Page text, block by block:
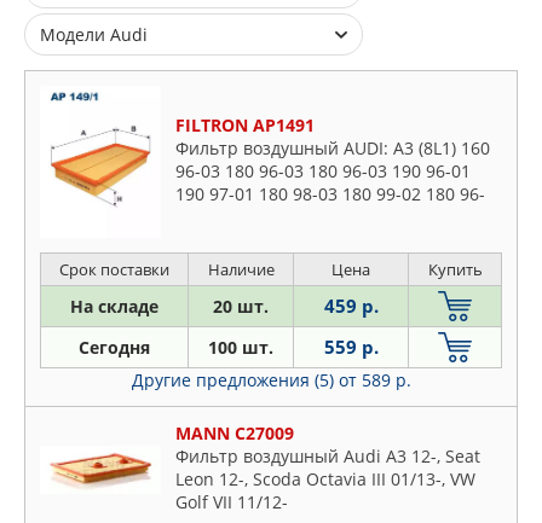
ALCO FILTER
AUTOMEGA
BLUE PRINT
BOSCH
BSG
CHAMPION
COMLINE
CORTECO
DENCKERMAN
FRAM
GOODWILL
Модели Audi
80
100
200
A3
A6
A7
Allroad
FILTRON AP1491
Фильтр воздушный AUDI: A3 (8L1) 160
96-03 180 96-03 180 96-03 190 96-01
190 97-01 180 98-03 180 99-02 180 96-
Срок поставки Наличие Цена Купить
На складе 20 шт. 459 р.
Сегодня 100 шт. 559 р.
Другие предложения (5) от 589 р.
MANN C27009
Фильтр воздушный Audi A3 12-, Seat
Leon 12-, Scoda Octavia III 01/13-, VW
Golf VII 11/12-